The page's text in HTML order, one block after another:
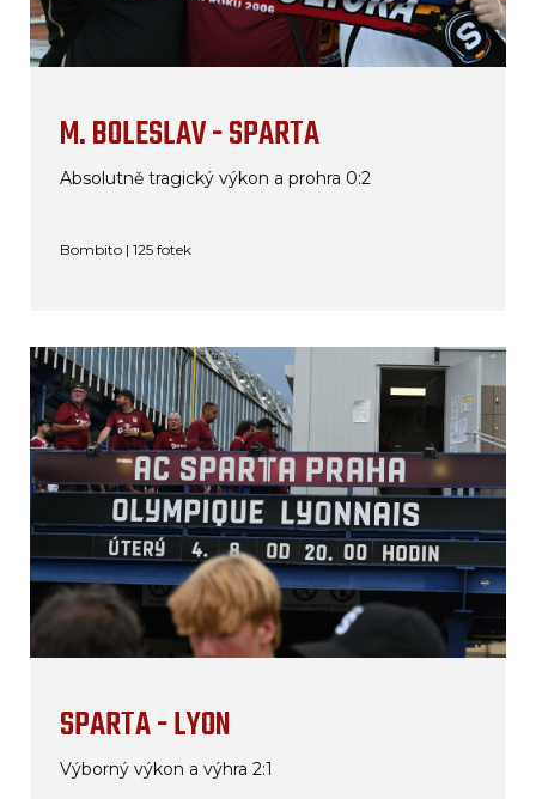
M. BOLESLAV - SPARTA
Absolutně tragický výkon a prohra 0:2
Bombito | 125 fotek
SPARTA - LYON
Výborný výkon a výhra 2:1